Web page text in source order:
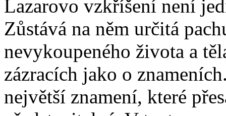
Lazarovo vzkříšení není
Zůstává na něm určitá
nevykoupeného života a
zázracích jako o
největší znamení, které